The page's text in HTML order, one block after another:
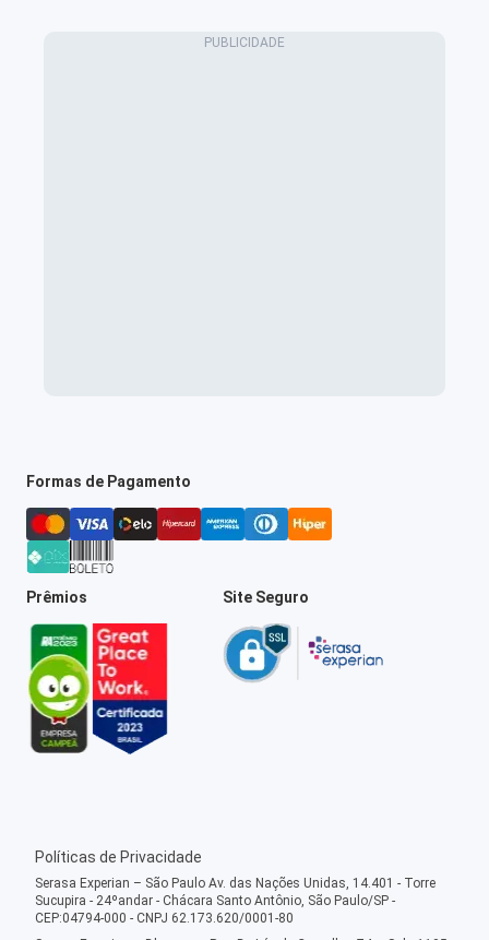
Formas de Pagamento
Prêmios Site Seguro
Políticas de Privacidade
Serasa Experian – São Paulo Av. das Nações Unidas, 14.401 - Torre
Sucupira - 24ºandar - Chácara Santo Antônio, São Paulo/SP -
CEP:04794-000 - CNPJ 62.173.620/0001-80